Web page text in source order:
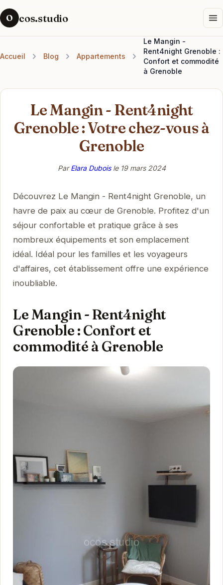
O cos.studio
Accueil Blog Appartements
Le Mangin -
Rent4night Grenoble :
Confort et commodité
à Grenoble
Le Mangin - Rent4night
Grenoble : Votre chez-vous à
Grenoble
ParElara Duboisle 19 mars 2024
Découvrez Le Mangin - Rent4night Grenoble, un
havre de paix au cœur de Grenoble. Profitez d'un
séjour confortable et pratique grâce à ses
nombreux équipements et son emplacement
idéal. Idéal pour les familles et les voyageurs
d'affaires, cet établissement offre une expérience
inoubliable.
Le Mangin - Rent4night
Grenoble : Confort et
commodité à Grenoble